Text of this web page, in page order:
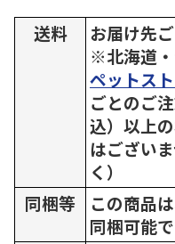
送料
お届け先
※北海道・
ペットス
ごとのご
込）以上
はござい
く）
同梱等
この商品は
同梱可能で